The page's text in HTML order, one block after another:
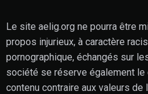
Le site aelig.org ne pourra être
propos injurieux, à caractère
pornographique, échangés sur
société se réserve également
contenu contraire aux valeurs de